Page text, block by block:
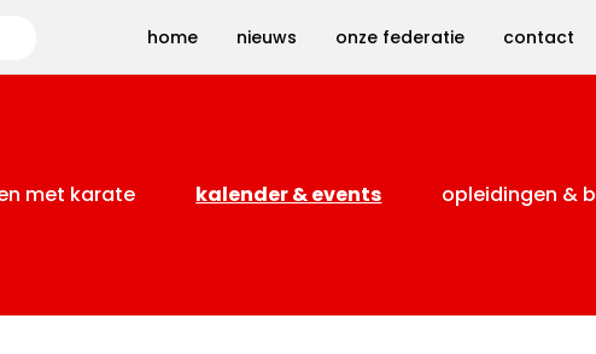
home nieuws onze federatie contact
met karate kalender & events opleidingen &